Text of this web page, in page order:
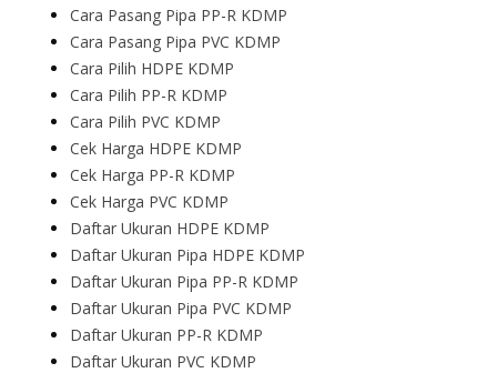
Cara Pasang Pipa PP-R KDMP
Cara Pasang Pipa PVC KDMP
Cara Pilih HDPE KDMP
Cara Pilih PP-R KDMP
Cara Pilih PVC KDMP
Cek Harga HDPE KDMP
Cek Harga PP-R KDMP
Cek Harga PVC KDMP
Daftar Ukuran HDPE KDMP
Daftar Ukuran Pipa HDPE KDMP
Daftar Ukuran Pipa PP-R KDMP
Daftar Ukuran Pipa PVC KDMP
Daftar Ukuran PP-R KDMP
Daftar Ukuran PVC KDMP